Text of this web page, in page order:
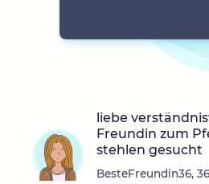
liebe
Freundin zum
stehlen gesucht
BesteFreundin36,